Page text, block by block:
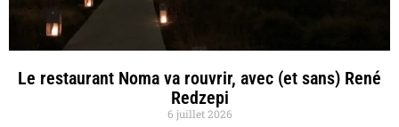
Le restaurant Noma va rouvrir, avec (et sans) René
Redzepi
6 juillet 2026